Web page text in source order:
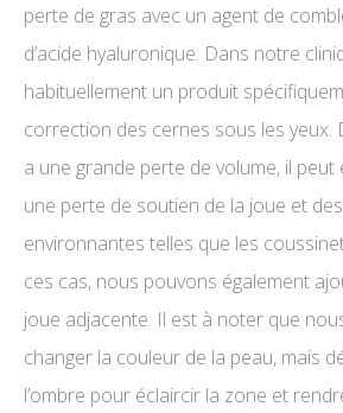
perte de gras avec un agent de
d’acide hyaluronique. Dans notre
habituellement un produit
correction des cernes sous les yeux.
a une grande perte de volume, il peut
une perte de soutien de la joue et
environnantes telles que les
ces cas, nous pouvons également
joue adjacente. Il est à noter que
changer la couleur de la peau, mais
l’ombre pour éclaircir la zone et